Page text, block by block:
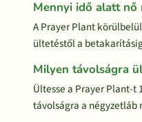
Mennyi idő alatt nő
A Prayer Plant
ültetéstől a
Milyen távolságra
Ültesse a Prayer Plant-t
távolságra a négyzetláb